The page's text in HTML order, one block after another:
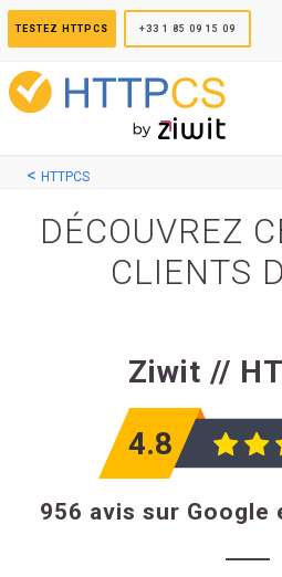
TESTEZ HTTPCS +33 1 85 09 15 09
HTTPCS
DÉCOUVREZ
CLIENTS
Ziwit //
4.8
956 avis sur Google
Panneau de gestion des cookies